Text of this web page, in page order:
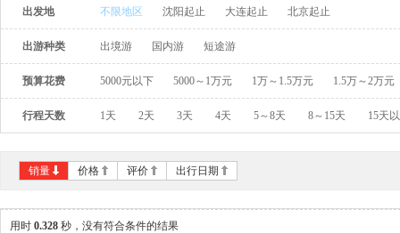
出发地 不限地区 沈阳起止 大连起止 北京起止
出游种类 出境游 国内游 短途游
预算花费 5000元以下 5000～1万元 1万～1.5万元 1.5万～2万元
行程天数 1天 2天 3天 4天 5～8天 8～15天 15天
销量 价格 评价 出行日期
用时 0.328 秒，没有符合条件的结果